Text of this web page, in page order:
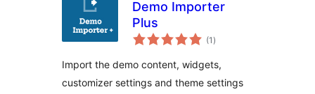
Demo Importer
Plus
(1 общий
рейтинг
)
Import the demo content, widgets,
customizer settings and theme settings